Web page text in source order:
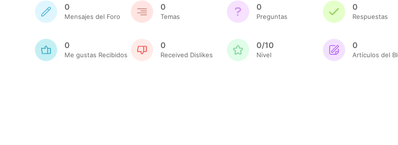
0
Mensajes del Foro
0
Temas
0
Preguntas
0
Respuestas
0
Me gustas Recibidos
0
Received Dislikes
0/10
Nivel
0
Artículos del